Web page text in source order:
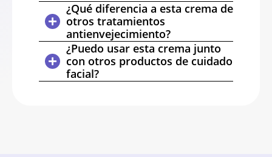
¿Qué diferencia a esta crema de
otros tratamientos
antienvejecimiento?
¿Puedo usar esta crema junto
con otros productos de cuidado
facial?